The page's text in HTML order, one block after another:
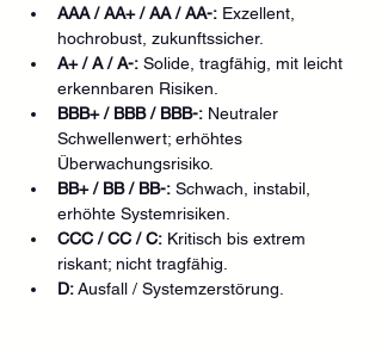
AAA / AA+ / AA / AA-: Exzellent,
hochrobust, zukunftssicher.
A+ / A / A-: Solide, tragfähig, mit leicht
erkennbaren Risiken.
BBB+ / BBB / BBB-: Neutraler
Schwellenwert; erhöhtes
Überwachungsrisiko.
BB+ / BB / BB-: Schwach, instabil,
erhöhte Systemrisiken.
CCC / CC / C: Kritisch bis extrem
riskant; nicht tragfähig.
D: Ausfall / Systemzerstörung.